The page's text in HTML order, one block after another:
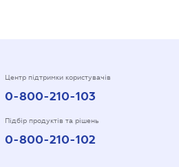
Центр підтримки користувачів
0-800-210-103
Підбір продуктів та рішень
0-800-210-102